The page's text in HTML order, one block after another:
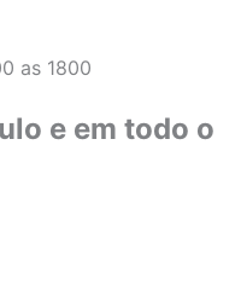
as 1800
e em todo o